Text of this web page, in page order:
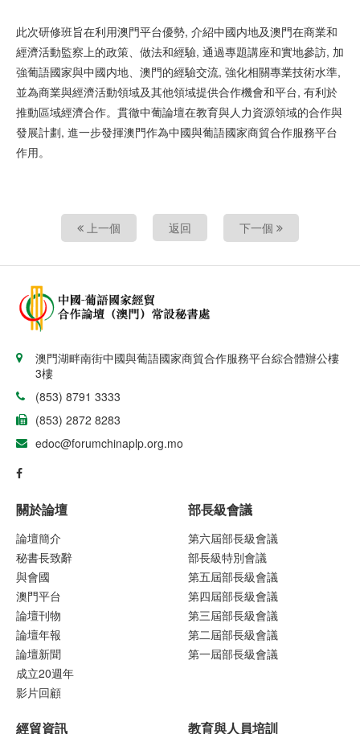
此次研修班旨在利用澳門平台優勢, 介紹中國内地及澳門在商業和
經濟活動監察上的政策、做法和經驗, 通過專題講座和實地參訪, 加
強葡語國家與中國内地、澳門的經驗交流, 強化相關專業技術水準,
並為商業與經濟活動領域及其他領域提供合作機會和平台, 有利於
推動區域經濟合作。貫徹中葡論壇在教育與人力資源領域的合作與
發展計劃, 進一步發揮澳門作為中國與葡語國家商貿合作服務平台
作用。
上一個 返回 下一個
澳門湖畔南街中國與葡語國家商貿合作服務平台綜合體辦公樓
3樓
(853) 8791 3333
(853) 2872 8283
edoc@forumchinaplp.org.mo
關於論壇
論壇簡介
秘書長致辭
與會國
澳門平台
論壇刊物
論壇年報
論壇新聞
成立20週年
影片回顧
部長級會議
第六屆部長級會議
部長級特別會議
第五屆部長級會議
第四屆部長級會議
第三屆部長級會議
第二屆部長級會議
第一屆部長級會議
經貿資訊 教育與人員培訓